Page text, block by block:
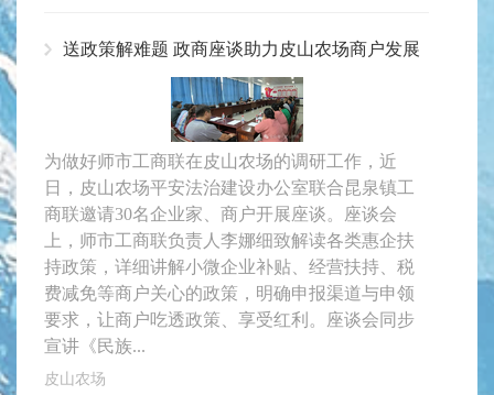
送政策解难题 政商座谈助力皮山农场商户发展
为做好师市工商联在皮山农场的调研工作，近
日，皮山农场平安法治建设办公室联合昆泉镇工
商联邀请30名企业家、商户开展座谈。座谈会
上，师市工商联负责人李娜细致解读各类惠企扶
持政策，详细讲解小微企业补贴、经营扶持、税
费减免等商户关心的政策，明确申报渠道与申领
要求，让商户吃透政策、享受红利。座谈会同步
宣讲《民族...
皮山农场